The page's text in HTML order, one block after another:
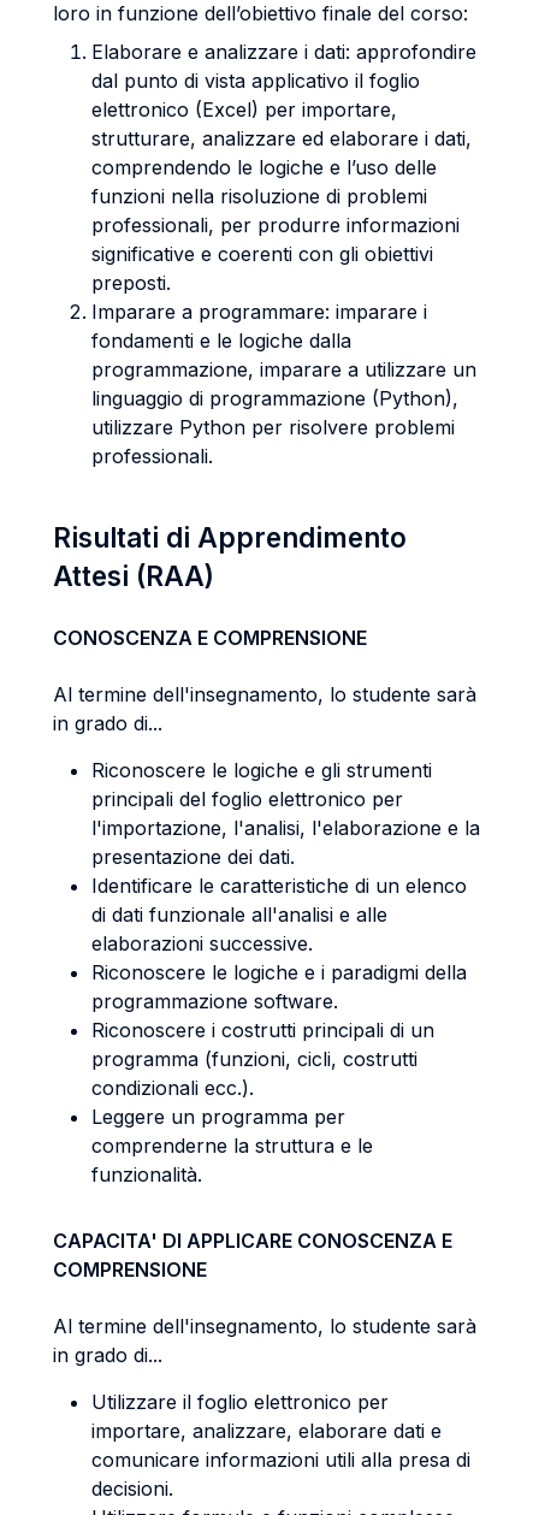
loro in funzione dell’obiettivo finale del corso:
Elaborare e analizzare i dati: approfondire
dal punto di vista applicativo il foglio
elettronico (Excel) per importare,
strutturare, analizzare ed elaborare i dati,
comprendendo le logiche e l’uso delle
funzioni nella risoluzione di problemi
professionali, per produrre informazioni
significative e coerenti con gli obiettivi
preposti.
Imparare a programmare: imparare i
fondamenti e le logiche dalla
programmazione, imparare a utilizzare un
linguaggio di programmazione (Python),
utilizzare Python per risolvere problemi
professionali.
Risultati di Apprendimento
Attesi (RAA)
CONOSCENZA E COMPRENSIONE
Al termine dell'insegnamento, lo studente sarà
in grado di...
Riconoscere le logiche e gli strumenti
principali del foglio elettronico per
l'importazione, l'analisi, l'elaborazione e la
presentazione dei dati.
Identificare le caratteristiche di un elenco
di dati funzionale all'analisi e alle
elaborazioni successive.
Riconoscere le logiche e i paradigmi della
programmazione software.
Riconoscere i costrutti principali di un
programma (funzioni, cicli, costrutti
condizionali ecc.).
Leggere un programma per
comprenderne la struttura e le
funzionalità.
CAPACITA' DI APPLICARE CONOSCENZA E
COMPRENSIONE
Al termine dell'insegnamento, lo studente sarà
in grado di...
Utilizzare il foglio elettronico per
importare, analizzare, elaborare dati e
comunicare informazioni utili alla presa di
decisioni.